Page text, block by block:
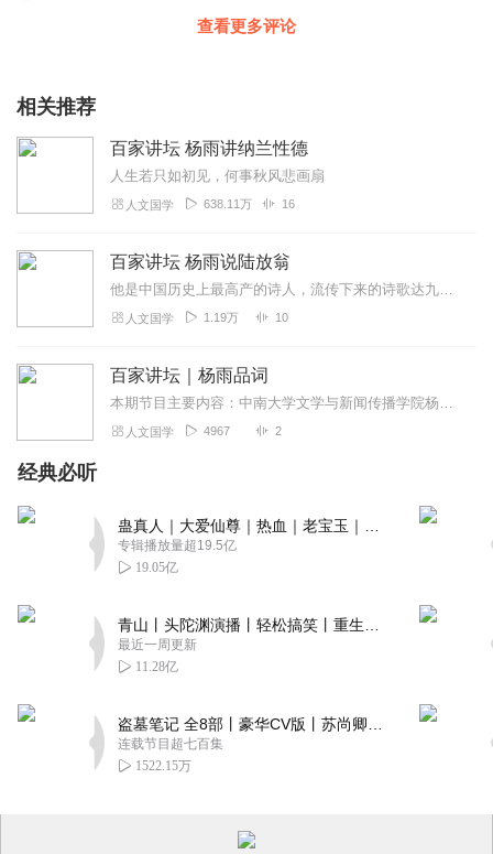
非常好！！！！！！！！！！
书非读不看也
杨雨老师讲述的这个专辑（中秋） 那真的是 如梦如幻 把人
深深的引入到了未曾达到过的诗意和意境之中， 在讲述的过
程之中，不仅仅说的是古代历史人物和诗人词人的故事！更
是把那一种升华了的感觉，表达呈现了出来，在讲述的过程
的是如梦如幻 秒不绝伦，好似神游余外 欲罢不能啊！
2025-10-10 1
我又双叒叕来了我又双叒叕来了
2026-07-21 0
查看更多评论
相关推荐
百家讲坛 杨雨讲纳兰性德
人生若只如初见，何事秋风悲画扇
人文国学 638.11万 16
百家讲坛 杨雨说陆放翁
他是中国历史上最高产的诗人，流传下来的诗歌达九千多首；他生长在一个战火纷飞，国破家亡的动荡年代，一生遭遇了太多的坎坷；他是一个无所畏惧的铁血男儿，一生渴望征战杀...
人文国学 1.19万 10
百家讲坛｜杨雨品词
本期节目主要内容：中南大学文学与新闻传播学院杨雨教授在《百家讲坛》开讲经典爱情诗歌，从“汉武帝与李夫人”到“柳如是与钱谦益”，纵论千年，品评诗歌，仰望爱情。北宋...
人文国学 4967 2
经典必听
专辑播放量超19.5亿
19.05亿
最近一周更新
11.28亿
连载节目超七百集
1522.15万